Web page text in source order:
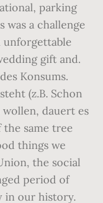
parking
was a challenge
unforgettable
gift and.
Konsums.
(z.B. Schon
dauert es
the same tree
things we
the social
period of
in our history.